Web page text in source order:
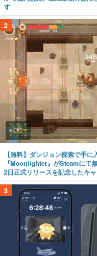
す
2
【無料】ダンジョン探索で手
『Moonlighter』がSteamにて
2日正式リリースを記念したキ
3